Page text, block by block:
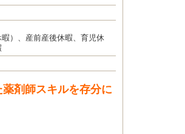
）、産前産後休暇、育児休
剤師スキルを存分に